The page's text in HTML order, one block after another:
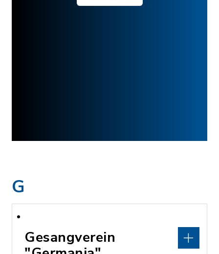
G
Gesangverein